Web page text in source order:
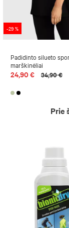
-29 %
Padidinto silueto
marškinėliai
24,90 € 34,90 €
Prie